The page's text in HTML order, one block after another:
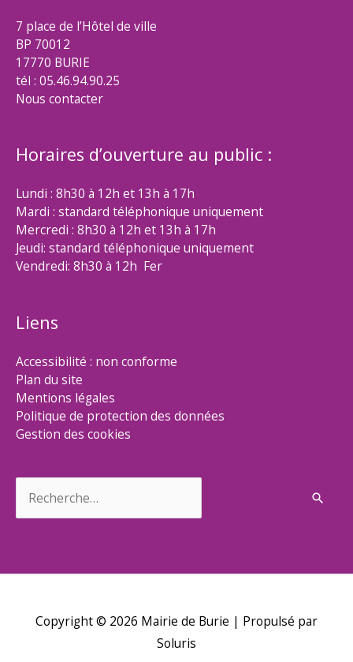
7 place de l’Hôtel de ville
BP 70012
17770 BURIE
tél : 05.46.94.90.25
Nous contacter
Horaires d’ouverture au public :
Lundi : 8h30 à 12h et 13h à 17h
Mardi : standard téléphonique uniquement
Mercredi : 8h30 à 12h et 13h à 17h
Jeudi: standard téléphonique uniquement
Vendredi: 8h30 à 12h Fer
Liens
Accessibilité : non conforme
Plan du site
Mentions légales
Politique de protection des données
Gestion des cookies
Copyright © 2026 Mairie de Burie | Propulsé par
Soluris